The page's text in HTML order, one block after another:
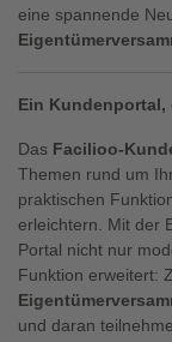
eine spannende
Ein Kundenportal,
Das Facilioo-
Themen rund um
praktischen
erleichtern. Mit der
Portal nicht nur
Funktion erweitert:
und daran